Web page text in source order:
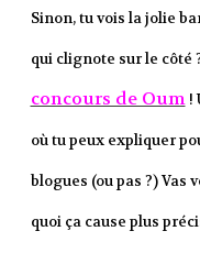
Sinon, tu vois la jolie
qui clignote sur le côté
concours de Oum!
où tu peux expliquer
blogues (ou pas ?) Vas
quoi ça cause plus